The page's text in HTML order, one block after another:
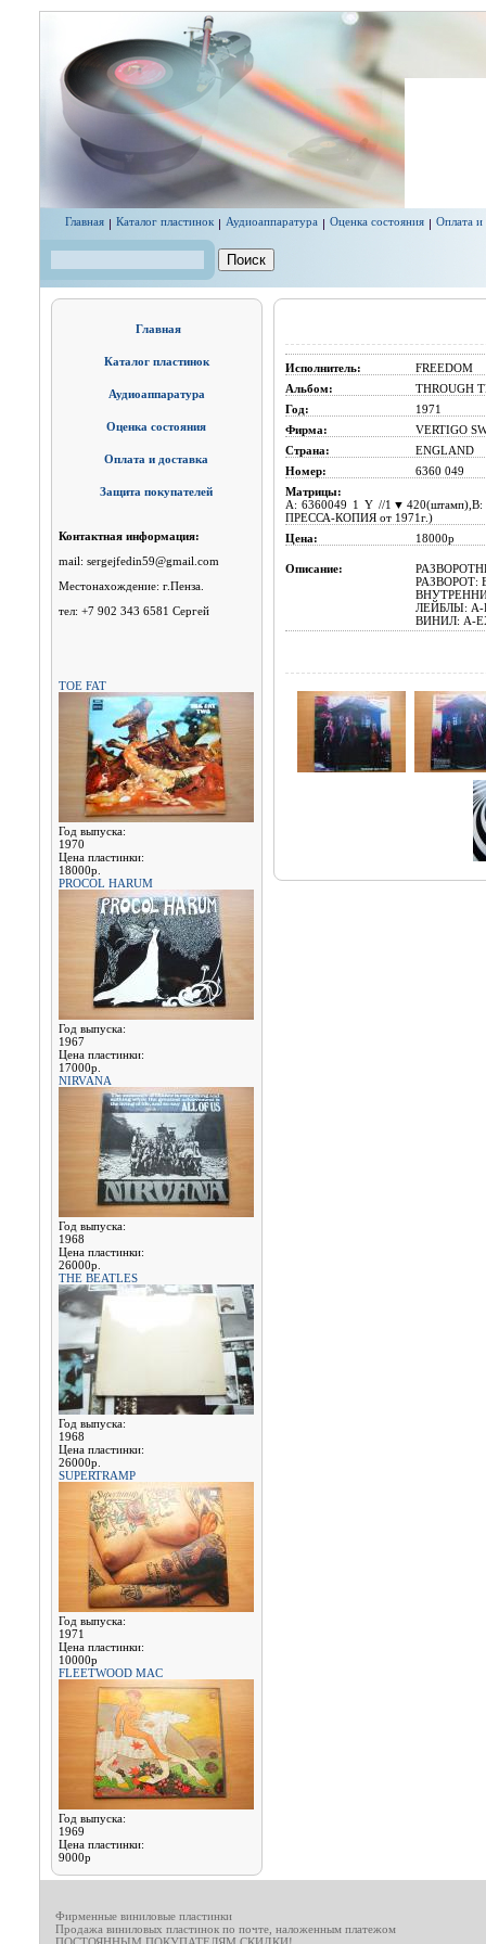
Главная Каталог пластинок Аудиоаппаратура Оценка состояния Оплата и
Главная
Каталог пластинок
Аудиоаппаратура
Оценка состояния
Оплата и доставка
Защита покупателей
Контактная информация:
mail: sergejfedin59@gmail.com
Местонахождение: г.Пенза.
тел: +7 902 343 6581 Сергей
TOE FAT
Год выпуска:
1970
Цена пластинки:
18000р.
PROCOL HARUM
Год выпуска:
1967
Цена пластинки:
17000р.
NIRVANA
Год выпуска:
1968
Цена пластинки:
26000р.
THE BEATLES
Год выпуска:
1968
Цена пластинки:
26000р.
SUPERTRAMP
Год выпуска:
1971
Цена пластинки:
10000р
FLEETWOOD MAC
Год выпуска:
1969
Цена пластинки:
9000р
Исполнитель:
FREEDOM
Альбом:
THROUGH
Год:
1971
Фирма:
VERTIGO
Страна:
ENGLAND
Номер:
6360 049
Матрицы:
A: 6360049 1 Y //
ПРЕССА-КОПИЯ от 1971г.)
Цена:
18000p
Описание:
РАЗВОРОТ:
ЛЕЙБЛЫ: A-
ВИНИЛ: A-
Фирменные виниловые пластинки
Продажа виниловых пластинок по почте, наложенным платежом